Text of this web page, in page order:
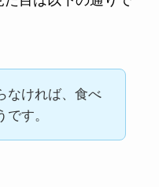
なければ、食べ
す。